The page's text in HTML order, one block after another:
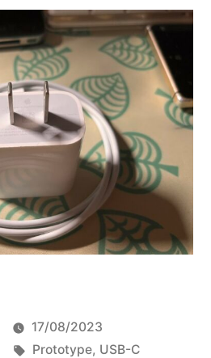
17/08/2023
Étiquettes :
Prototype, USB-C